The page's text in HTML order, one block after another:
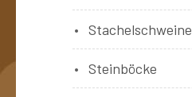
Stachelschweine
Steinböcke